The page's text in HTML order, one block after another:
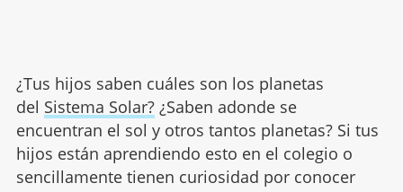
¿Tus hijos saben cuáles son los planetas
del Sistema Solar?¿Saben adonde se
encuentran el sol y otros tantos planetas? Si tus
hijos están aprendiendo esto en el colegio o
sencillamente tienen curiosidad por conocer